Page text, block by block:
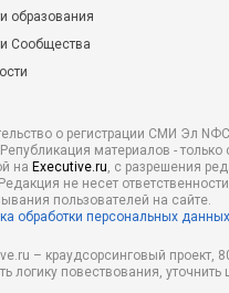
образования
Сообщества
о регистрации СМИ Эл
материалов - только
на Executive.ru, с разрешения
не несет
пользователей на сайте.
обработки персональных данных
– краудсорсинговый проект,
логику повествования,